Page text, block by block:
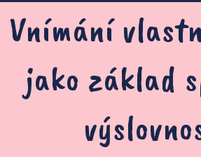
Vnímání
jako základ